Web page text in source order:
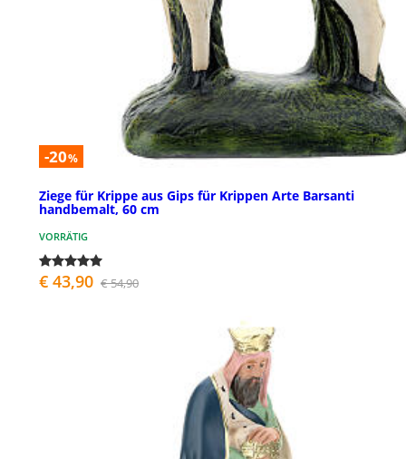
-20%
Ziege für Krippe aus Gips für Krippen Arte Barsanti
handbemalt, 60 cm
VORRÄTIG
€ 43,90 € 54,90